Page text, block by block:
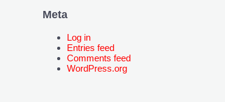
Meta
Log in
Entries feed
Comments feed
WordPress.org